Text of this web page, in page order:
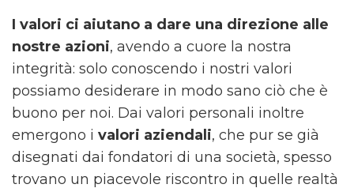
I valori ci aiutano a dare una direzione alle
nostre azioni, avendo a cuore la nostra
integrità: solo conoscendo i nostri valori
possiamo desiderare in modo sano ciò che è
buono per noi. Dai valori personali inoltre
emergono i valori aziendali, che pur se già
disegnati dai fondatori di una società, spesso
trovano un piacevole riscontro in quelle realtà